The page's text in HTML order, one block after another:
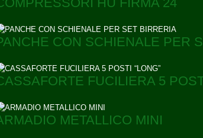
CON SCHIENALE PER
FUCILIERA 5
METALLICO MINI